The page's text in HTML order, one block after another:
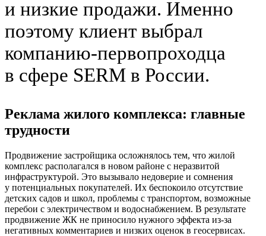
и низкие продажи. Именно
поэтому клиент выбрал
компанию-первопроходца
в сфере SERM в России.
Реклама жилого комплекса: главные
трудности
Продвижение застройщика осложнялось тем, что жилой
комплекс располагался в новом районе с неразвитой
инфраструктурой. Это вызывало недоверие и сомнения
у потенциальных покупателей. Их беспокоило отсутствие
детских садов и школ, проблемы с транспортом, возможные
перебои с электричеством и водоснабжением. В результате
продвижение ЖК не приносило нужного эффекта из-за
негативных комментариев и низких оценок в геосервисах.